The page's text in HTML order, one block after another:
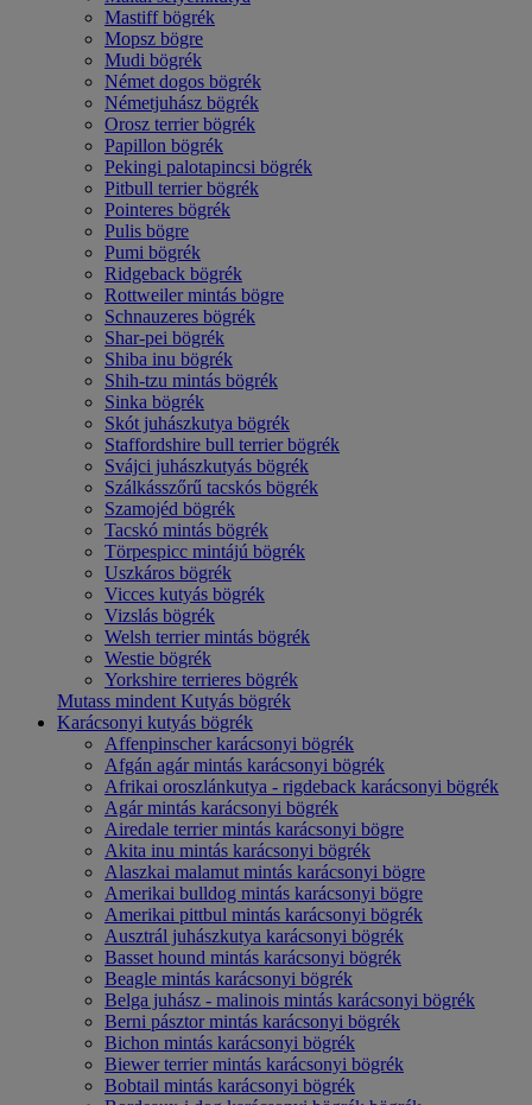
Mastiff bögrék
Mopsz bögre
Mudi bögrék
Német dogos bögrék
Németjuhász bögrék
Orosz terrier bögrék
Papillon bögrék
Pekingi palotapincsi bögrék
Pitbull terrier bögrék
Pointeres bögrék
Pulis bögre
Pumi bögrék
Ridgeback bögrék
Rottweiler mintás bögre
Schnauzeres bögrék
Shar-pei bögrék
Shiba inu bögrék
Shih-tzu mintás bögrék
Sinka bögrék
Skót juhászkutya bögrék
Staffordshire bull terrier bögrék
Svájci juhászkutyás bögrék
Szálkásszőrű tacskós bögrék
Szamojéd bögrék
Tacskó mintás bögrék
Törpespicc mintájú bögrék
Uszkáros bögrék
Vicces kutyás bögrék
Vizslás bögrék
Welsh terrier mintás bögrék
Westie bögrék
Yorkshire terrieres bögrék
Mutass mindent Kutyás bögrék
Karácsonyi kutyás bögrék
Affenpinscher karácsonyi bögrék
Afgán agár mintás karácsonyi bögrék
Afrikai oroszlánkutya - rigdeback karácsonyi bögrék
Agár mintás karácsonyi bögrék
Airedale terrier mintás karácsonyi bögre
Akita inu mintás karácsonyi bögrék
Alaszkai malamut mintás karácsonyi bögre
Amerikai bulldog mintás karácsonyi bögre
Amerikai pittbul mintás karácsonyi bögrék
Ausztrál juhászkutya karácsonyi bögrék
Basset hound mintás karácsonyi bögrék
Beagle mintás karácsonyi bögrék
Belga juhász - malinois mintás karácsonyi bögrék
Berni pásztor mintás karácsonyi bögrék
Bichon mintás karácsonyi bögrék
Biewer terrier mintás karácsonyi bögrék
Bobtail mintás karácsonyi bögrék